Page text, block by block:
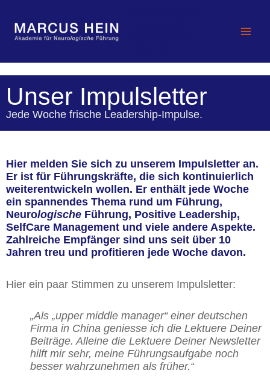
springen
Unser Impulsletter
Jede Woche frische Leadership-Impulse.
Hier melden Sie sich zu unserem Impulsletter an.
Er ist für Führungskräfte, die sich kontinuierlich
weiterentwickeln wollen. Er enthält jede Woche
ein spannendes Thema rund um Führung,
Neurologische Führung, Positive Leadership,
SelfCare Management und viele andere Aspekte.
Zahlreiche Empfänger sind uns seit über 10
Jahren treu und profitieren jede Woche davon.
Hier ein paar Stimmen zu unserem Impulsletter:
„Als „upper middle manager“ einer deutschen
Firma in China geniesse ich die Lektuere Deiner
Beiträge.Alleine die Lektuere Deiner Newsletter
hilft mir sehr, meine Führungsaufgabe noch
besser wahrzunehmen als früher.“